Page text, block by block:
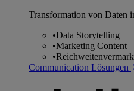
Transformation von Daten
•Data Storytelling
•Marketing Content
•
Communication Lösungen